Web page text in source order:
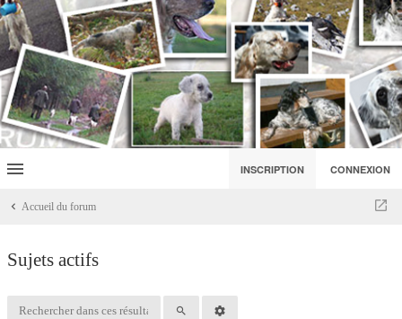
INSCRIPTION CONNEXION
Accueil du forum
Sujets actifs